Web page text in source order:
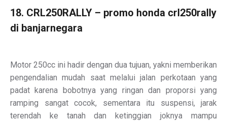
18. CRL250RALLY – promo honda crl250rally
di banjarnegara
Motor 250cc ini hadir dengan dua tujuan, yakni memberikan
pengendalian mudah saat melalui jalan perkotaan yang
padat karena bobotnya yang ringan dan proporsi yang
ramping sangat cocok, sementara itu suspensi, jarak
terendah ke tanah dan ketinggian joknya mampu